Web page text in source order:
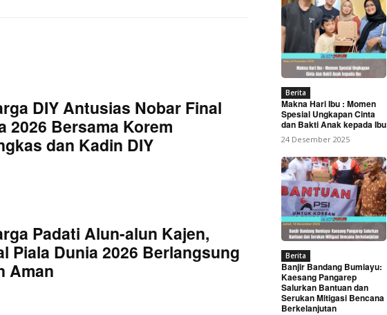
Rumah, Pria di Karanggondang Ditemukan Meninggal di Aliran Irigasi
DIY Antusias Nobar Final
2026 Bersama Korem
dan Kadin DIY
Padati Alun-alun Kajen,
Piala Dunia 2026 Berlangsung
Aman
Berita
Makna Hari Ibu : Momen
Spesial Ungkapan Cinta
dan Bakti Anak kepada Ibu
24 Desember 2025
Berita
Banjir Bandang Bumiayu:
Kaesang Pangarep
Salurkan Bantuan dan
Serukan Mitigasi Bencana
Berkelanjutan